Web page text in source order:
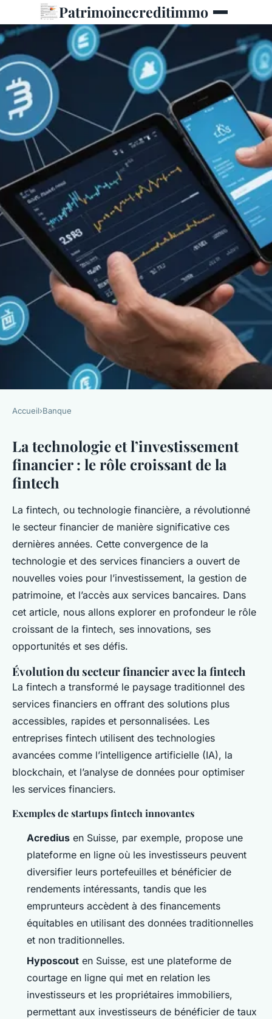
Patrimoinecreditimmo
La technologie et
l'investissement financier : le
rôle croissant de la fintech
Antoine•7 novembre 2024•6 min de lecture
Accueil›Banque
La technologie et l’investissement
financier : le rôle croissant de la
fintech
La fintech, ou technologie financière, a révolutionné
le secteur financier de manière significative ces
dernières années. Cette convergence de la
technologie et des services financiers a ouvert de
nouvelles voies pour l’investissement, la gestion de
patrimoine, et l’accès aux services bancaires. Dans
cet article, nous allons explorer en profondeur le rôle
croissant de la fintech, ses innovations, ses
opportunités et ses défis.
Évolution du secteur financier avec la fintech
La fintech a transformé le paysage traditionnel des
services financiers en offrant des solutions plus
accessibles, rapides et personnalisées. Les
entreprises fintech utilisent des technologies
avancées comme l’intelligence artificielle (IA), la
blockchain, et l’analyse de données pour optimiser
les services financiers.
Exemples de startups fintech innovantes
Acredius en Suisse, par exemple, propose une
plateforme en ligne où les investisseurs peuvent
diversifier leurs portefeuilles et bénéficier de
rendements intéressants, tandis que les
emprunteurs accèdent à des financements
équitables en utilisant des données traditionnelles
et non traditionnelles.
Hyposcout en Suisse, est une plateforme de
courtage en ligne qui met en relation les
investisseurs et les propriétaires immobiliers,
permettant aux investisseurs de bénéficier de taux